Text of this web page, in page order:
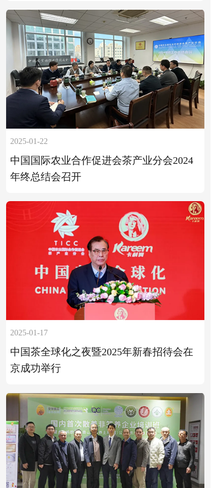
2025-01-22
中国国际农业合作促进会茶产业分会2024
年终总结会召开
2025-01-17
中国茶全球化之夜暨2025年新春招待会在
京成功举行